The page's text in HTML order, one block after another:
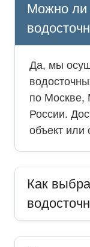
Можно ли
Да, мы
по Москве,
России.
объект или
Как